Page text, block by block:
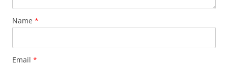
Name *
Email *